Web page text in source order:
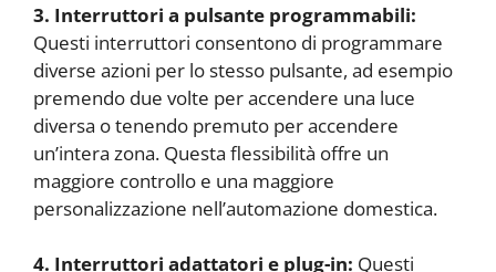
3. Interruttori a pulsante programmabili:
Questi interruttori consentono di programmare
diverse azioni per lo stesso pulsante, ad esempio
premendo due volte per accendere una luce
diversa o tenendo premuto per accendere
un’intera zona. Questa flessibilità offre un
maggiore controllo e una maggiore
personalizzazione nell’automazione domestica.
4. Interruttori adattatori e plug-in: Questi